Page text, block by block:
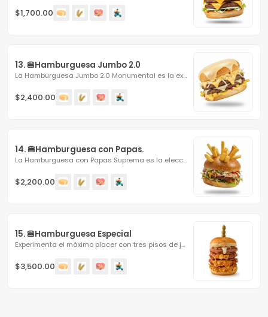
$1,700.00
13. 🍔Hamburguesa Jumbo 2.0
La Hamburguesa Jumbo 2.0 Monumental es la experiencia...
$2,400.00
14. 🍔Hamburguesa con Papas.
La Hamburguesa con Papas Suprema es la elección ideal para...
$2,200.00
15. 🍔Hamburguesa Especial
Experimenta el máximo placer con tres pisos de jugosa...
$3,500.00